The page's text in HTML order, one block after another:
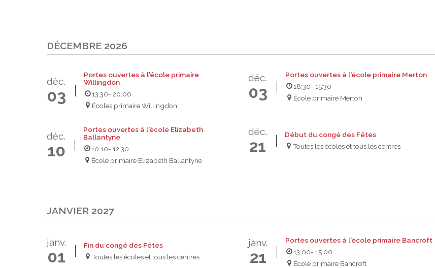
DÉCEMBRE 2026
déc.
03
Portes ouvertes à l'école primaire
Willingdon
13:30- 20:00
Écoles primaire Willingdon
déc.
03
Portes ouvertes à l'école primaire Merton
18:30- 15:30
École primaire Merton
déc.
10
Portes ouvertes à l'école Elizabeth
Ballantyne
10:10- 12:30
École primaire Elizabeth Ballantyne
déc.
21
Début du congé des Fêtes
Toutes les écoles et tous les centres
JANVIER 2027
janv.
01
Fin du congé des Fêtes
Toutes les écoles et tous les centres
janv.
21
Portes ouvertes à l'école primaire Bancroft
13:00- 15:00
École primaire Bancroft